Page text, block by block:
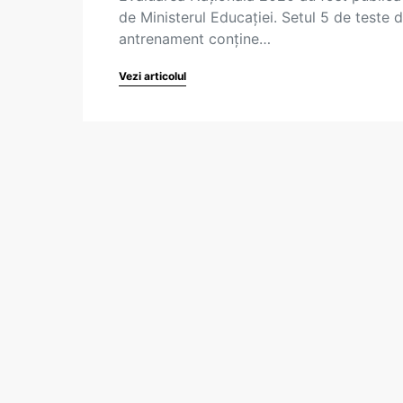
de Ministerul Educației. Setul 5 de teste
antrenament conține…
Vezi articolul